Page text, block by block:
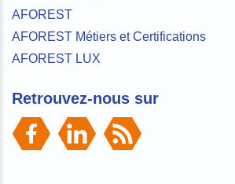
AFOREST
AFOREST Métiers et Certifications
AFOREST LUX
Retrouvez-nous sur